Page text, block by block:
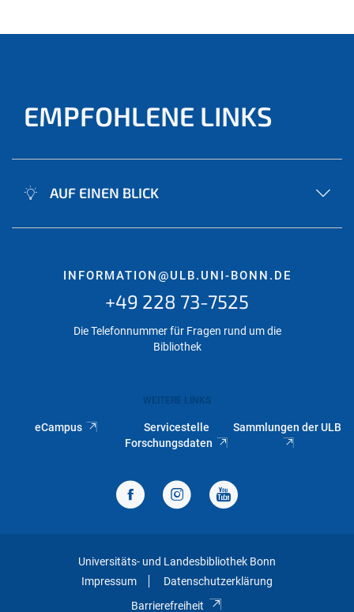
EMPFOHLENE LINKS
AUF EINEN BLICK
INFORMATION@ULB.UNI-BONN.DE
+49 228 73-7525
Die Telefonnummer für Fragen rund um die
Bibliothek
WEITERE LINKS
eCampus
Servicestelle
Forschungsdaten
Sammlungen der ULB
Universitäts- und Landesbibliothek Bonn
Impressum
Datenschutzerklärung
Barrierefreiheit